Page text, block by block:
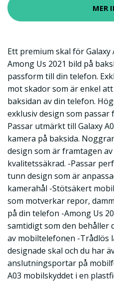
MER
Ett premium skal för
Among Us 2021 bild på
passform till din telefon.
mot skador som är enkel
baksidan av din telefon.
exklusiv design som passar
Passar utmärkt till Galaxy
kamera på baksida.
design som är framtagen
kvalitetssäkrad. -Passar
tunn design som är
kamerahål -Stötsäkert
som motverkar repor,
på din telefon -Among Us
samtidigt som den
av mobiltelefonen -Trådlös
designade skal och du har
anslutningsportar på
A03 mobilskyddet i en